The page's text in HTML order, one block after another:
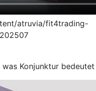
atruvia/fit4trading-
Konjunktur bedeutet